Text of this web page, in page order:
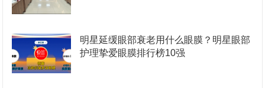
明星延缓眼部衰老用什么眼膜？明星眼部
护理挚爱眼膜排行榜10强